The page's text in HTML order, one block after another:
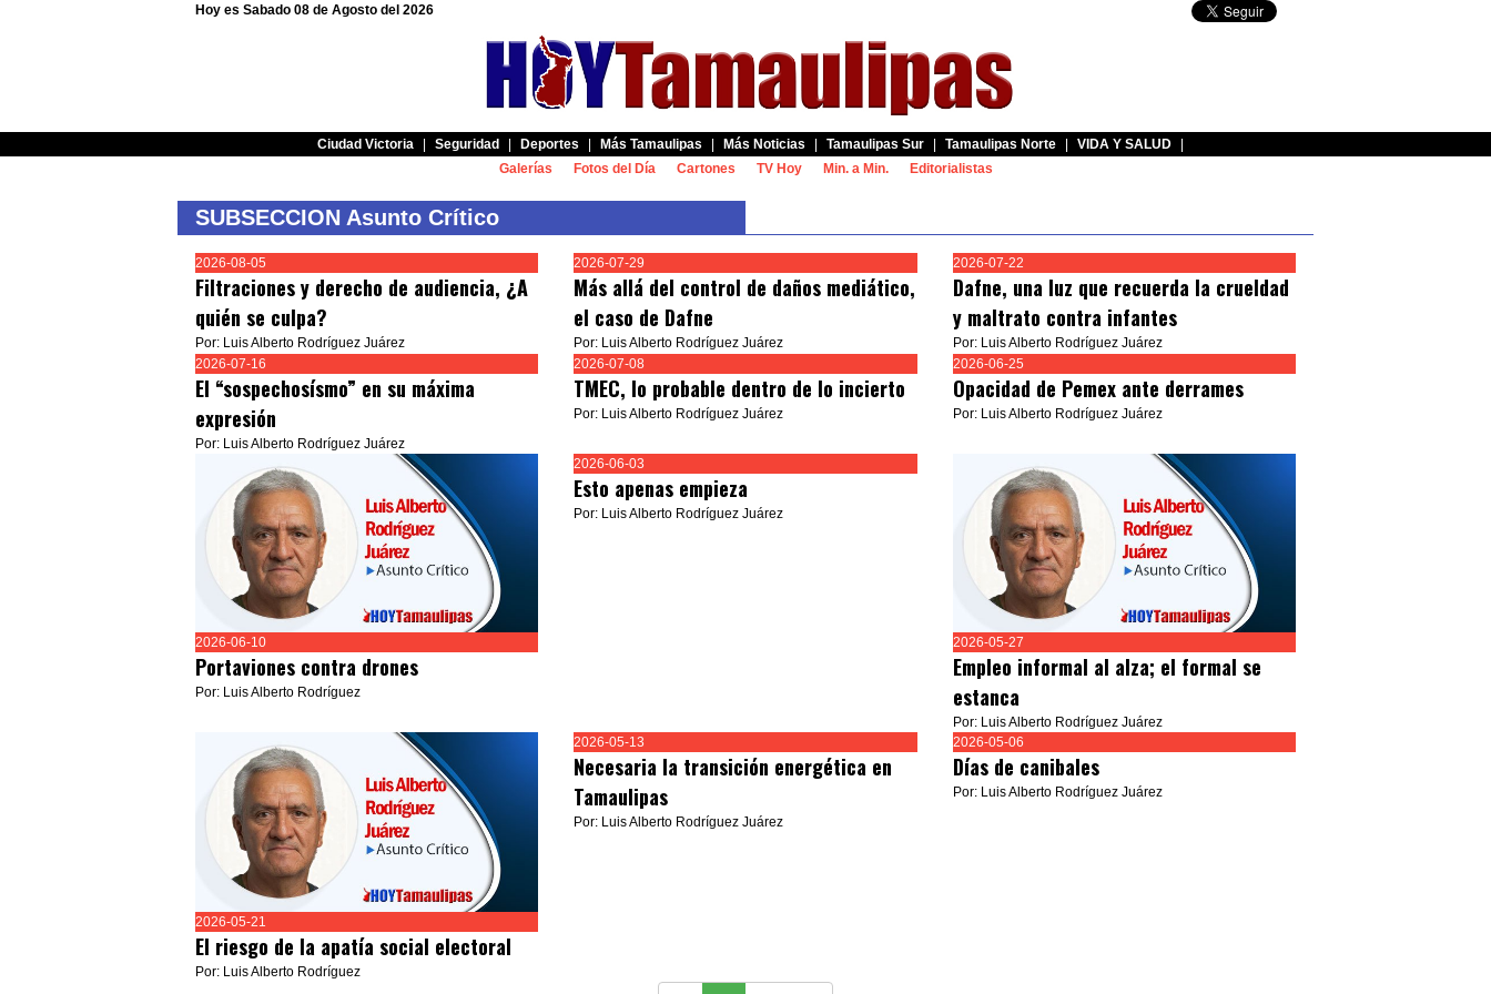
Hoy es Sabado 08 de Agosto del 2026
Ciudad Victoria Seguridad Deportes Más Tamaulipas Más Noticias Tamaulipas Sur Tamaulipas Norte VIDA Y SALUD
Galerías
Fotos del Día Cartones TV Hoy Min. a Min. Editorialistas
SUBSECCION Asunto Crítico
2026-08-05
Filtraciones y derecho de audiencia, ¿A
quién se culpa?
Por: Luis Alberto Rodríguez Juárez
2026-07-29
Más allá del control de daños mediático,
el caso de Dafne
Por: Luis Alberto Rodríguez Juárez
2026-07-22
Dafne, una luz que recuerda la crueldad
y maltrato contra infantes
Por: Luis Alberto Rodríguez Juárez
2026-07-16
El “sospechosísmo” en su máxima
expresión
Por: Luis Alberto Rodríguez Juárez
2026-07-08
TMEC, lo probable dentro de lo incierto
Por: Luis Alberto Rodríguez Juárez
2026-06-25
Opacidad de Pemex ante derrames
Por: Luis Alberto Rodríguez Juárez
2026-06-10
Portaviones contra drones
Por: Luis Alberto Rodríguez
2026-06-03
Esto apenas empieza
Por: Luis Alberto Rodríguez Juárez
2026-05-27
Empleo informal al alza; el formal se
estanca
Por: Luis Alberto Rodríguez Juárez
2026-05-21
El riesgo de la apatía social electoral
Por: Luis Alberto Rodríguez
2026-05-13
Necesaria la transición energética en
Tamaulipas
Por: Luis Alberto Rodríguez Juárez
2026-05-06
Días de canibales
Por: Luis Alberto Rodríguez Juárez